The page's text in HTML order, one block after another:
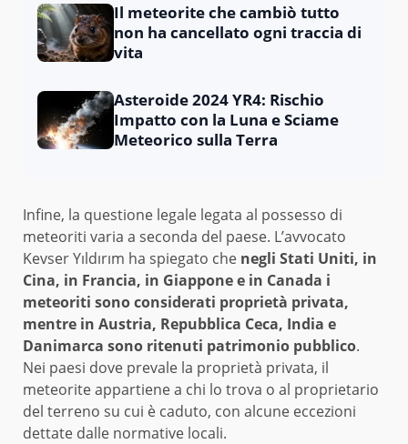
Il meteorite che cambiò tutto
non ha cancellato ogni traccia di
vita
Asteroide 2024 YR4: Rischio
Impatto con la Luna e Sciame
Meteorico sulla Terra
Infine, la questione legale legata al possesso di
meteoriti varia a seconda del paese. L’avvocato
Kevser Yıldırım ha spiegato che negli Stati Uniti, in
Cina, in Francia, in Giappone e in Canada i
meteoriti sono considerati proprietà privata,
mentre in Austria, Repubblica Ceca, India e
Danimarca sono ritenuti patrimonio pubblico.
Nei paesi dove prevale la proprietà privata, il
meteorite appartiene a chi lo trova o al proprietario
del terreno su cui è caduto, con alcune eccezioni
dettate dalle normative locali.